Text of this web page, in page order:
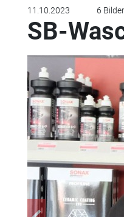
11.10.2023 6 Bilder
SB-